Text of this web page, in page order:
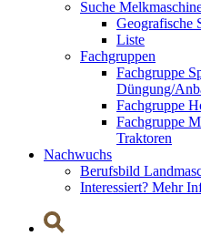
Suche
Geografische
Liste
Fachgruppen
Fachgruppe
Düngung/
Fachgruppe
Fachgruppe
Traktoren
Nachwuchs
Berufsbild
Interessiert? Mehr